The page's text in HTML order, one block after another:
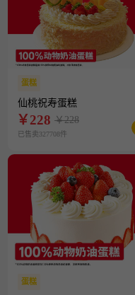
蛋糕
仙桃祝寿蛋糕
￥228 ￥228
已售卖327708件
蛋糕